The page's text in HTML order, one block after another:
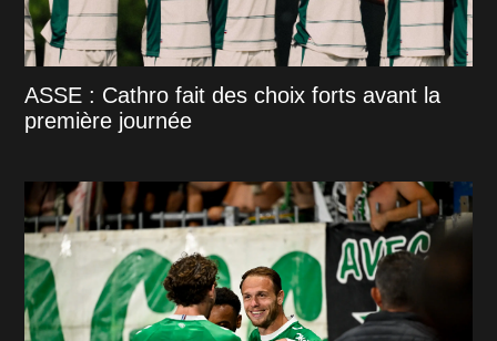
ASSE : Cathro fait des choix forts avant la
première journée